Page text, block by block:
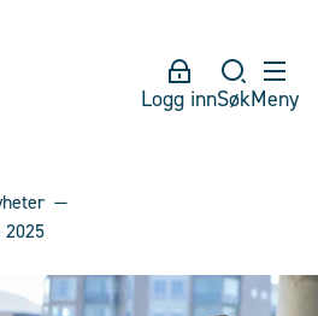
Logg innSøkMeny